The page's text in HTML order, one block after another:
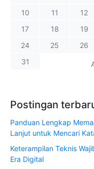
10
11 12
17
18 19
24
25 26
31
Postingan
Panduan Lengkap
Lanjut untuk Mencari
Keterampilan Teknis
Era Digital